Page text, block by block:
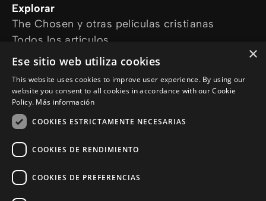
Explorar
The Chosen y otras películas cristianas
Todos los artículos
Cursos online
¿Cómo podemos ayudarte?
Devocional diario
Necesito oración
Síguenos en
×
Ese sitio web utiliza cookies
This website uses cookies to improve user experience. By using our
website you consent to all cookies in accordance with our Cookie
Policy. Más información
COOKIES ESTRICTAMENTE NECESARIAS
COOKIES DE RENDIMIENTO
COOKIES DE PREFERENCIAS